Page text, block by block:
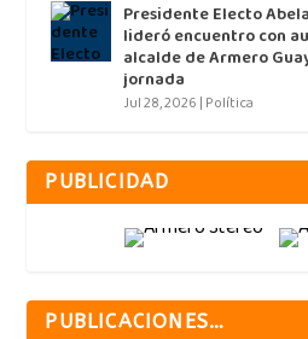
Presidente Electo
lideró encuentro con
alcalde de Armero
jornada
Jul 28, 2026 | Política
PUBLICIDAD
PUBLICACIONES…